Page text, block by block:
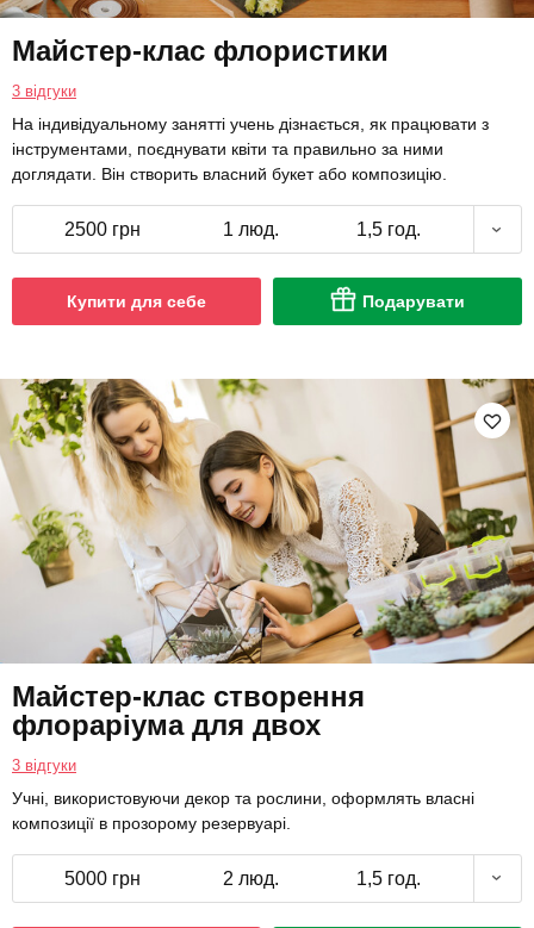
Майстер-клас флористики
3 відгуки
На індивідуальному занятті учень дізнається, як працювати з
інструментами, поєднувати квіти та правильно за ними
доглядати. Він створить власний букет або композицію.
2500 грн 1 люд. 1,5 год.
Купити для себе Подарувати
Майстер-клас створення
флораріума для двох
3 відгуки
Учні, використовуючи декор та рослини, оформлять власні
композиції в прозорому резервуарі.
5000 грн 2 люд. 1,5 год.